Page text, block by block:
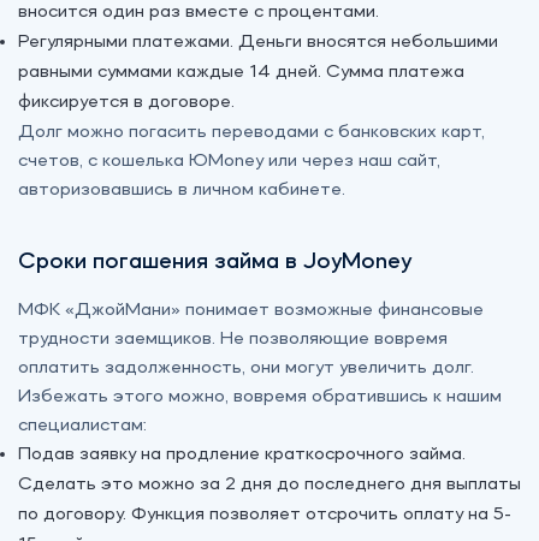
вносится один раз вместе с процентами.
Регулярными платежами. Деньги вносятся небольшими
равными суммами каждые 14 дней. Сумма платежа
фиксируется в договоре.
Долг можно погасить переводами с банковских карт,
счетов, с кошелька ЮMoney или через наш сайт,
авторизовавшись в личном кабинете.
Сроки погашения займа в JoyMoney
МФК «‎ДжойМани» понимает возможные финансовые
трудности заемщиков. Не позволяющие вовремя
оплатить задолженность, они могут увеличить долг.
Избежать этого можно, вовремя обратившись к нашим
специалистам:
Подав заявку на продление краткосрочного займа.
Сделать это можно за 2 дня до последнего дня выплаты
по договору. Функция позволяет отсрочить оплату на 5-